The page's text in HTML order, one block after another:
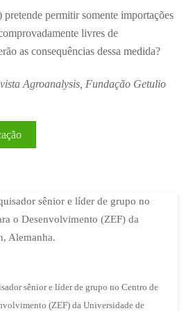
permitir somente importações
livres de
as consequências dessa medida?
Agroanalysis, Fundação Getulio
sênior e líder de grupo no Centro de
(ZEF) da Universidade de